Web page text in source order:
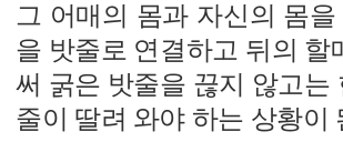
그 어매의 몸과 자신의 몸
을 밧줄로 연결하고 뒤의
써 굵은 밧줄을 끊지 않고
줄이 딸려 와야 하는 상황이